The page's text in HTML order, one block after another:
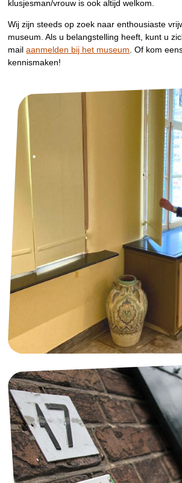
klusjesman/vrouw is ook altijd welkom.
Wij zijn steeds op zoek naar enthousiaste
museum. Als u belangstelling heeft, kunt u
mailaanmelden bij het museum . Of kom
kennismaken!